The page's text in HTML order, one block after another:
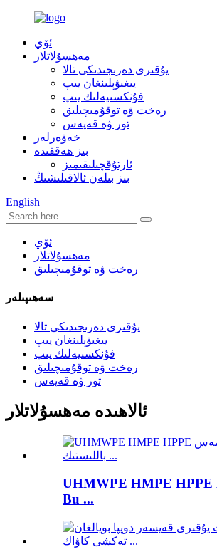
ئۆي
مەھسۇلاتلار
يۇقىرى دەرىجىدىكى تالا
يىغىۋېلىنغان يىپ
فۇنكسىيەلىك يىپ
رەخت ۋە توقۇمىچىلىق
تور ۋە قەپەس
خەۋەرلەر
بىز ھەققىدە
ئارتۇقچىلىقىمىز
بىز بىلەن ئالاقىلىشىڭ
English
ئۆي
مەھسۇلاتلار
رەخت ۋە توقۇمىچىلىق
سەھىپىلەر
يۇقىرى دەرىجىدىكى تالا
يىغىۋېلىنغان يىپ
فۇنكسىيەلىك يىپ
رەخت ۋە توقۇمىچىلىق
تور ۋە قەپەس
ئالاھىدە مەھسۇلاتلار
UHMWPE HMPE HPPE
Bu ...